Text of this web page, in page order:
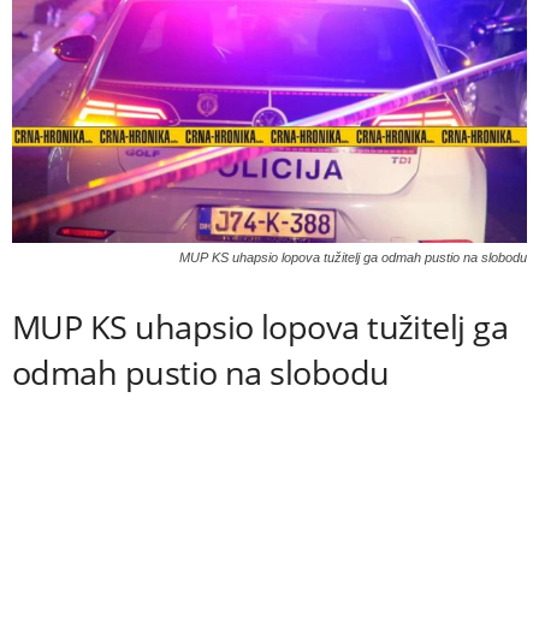
MUP KS uhapsio lopova tužitelj ga odmah pustio na slobodu
MUP KS uhapsio lopova tužitelj ga
odmah pustio na slobodu